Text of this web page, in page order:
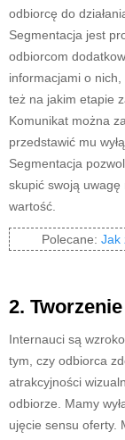
odbiorcę do
Segmentacja jest
odbiorcom
informacjami o nich,
też na jakim etapie
Komunikat można
przedstawić mu
Segmentacja
skupić swoją
wartość.
Polecane: Jak
2.
Internauci są
tym, czy odbiorca
atrakcyjności
odbiorze. Mamy
ujęcie sensu oferty.